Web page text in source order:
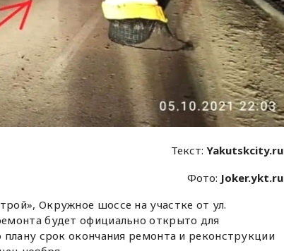
Текст:Yakutskcity.ru
Фото: Joker.ykt.ru
Окружное шоссе на участке от ул.
будет официально открыто для
срок окончания ремонта и реконструкции